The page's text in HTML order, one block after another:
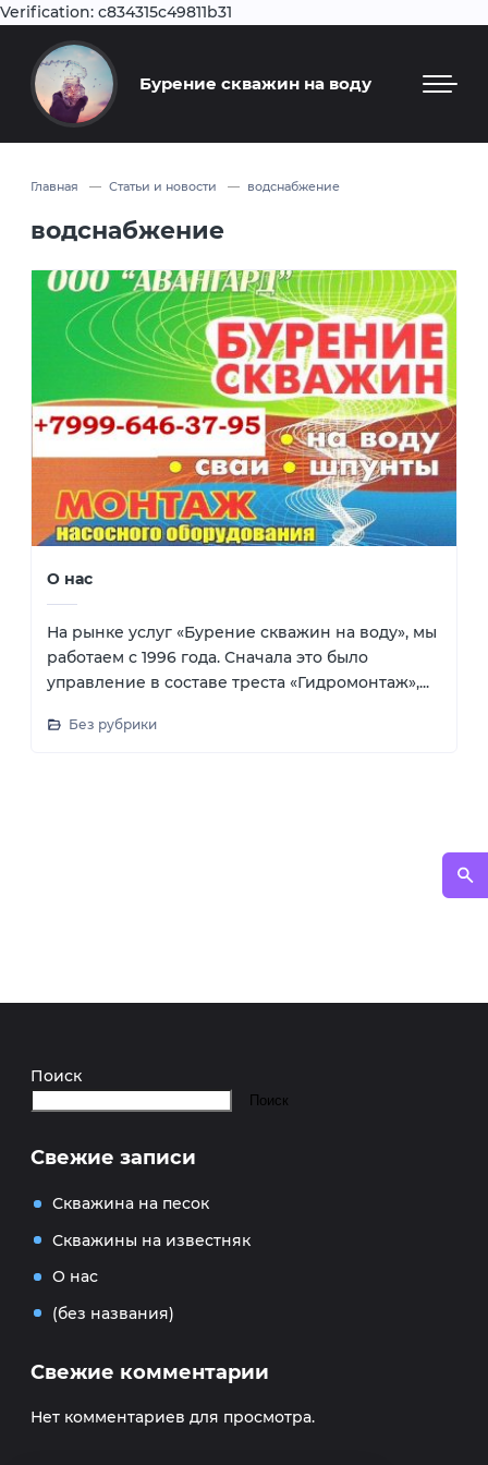
Verification: c834315c49811b31
Бурение скважин на воду
Главная Статьи и новости водснабжение
водснабжение
О нас
На рынке услуг «Бурение скважин на воду», мы
работаем с 1996 года. Сначала это было
управление в составе треста «Гидромонтаж»,...
Без рубрики
Поиск
Поиск
Свежие записи
Скважина на песок
Скважины на известняк
О нас
(без названия)
Свежие комментарии
Нет комментариев для просмотра.